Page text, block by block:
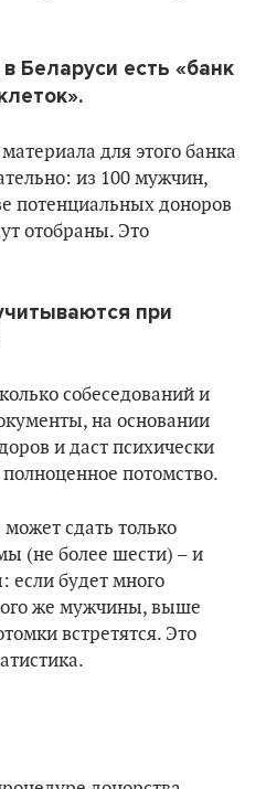
Беларуси есть «банк
для этого банка
из 100 мужчин,
потенциальных доноров
отобраны. Это
при
собеседований и
на основании
и даст психически
потомство.
сдать только
(не более шести) – и
если будет много
же мужчины, выше
встретятся. Это